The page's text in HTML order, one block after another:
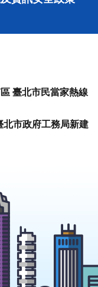
臺北市民當家熱線
市政府工務局新建